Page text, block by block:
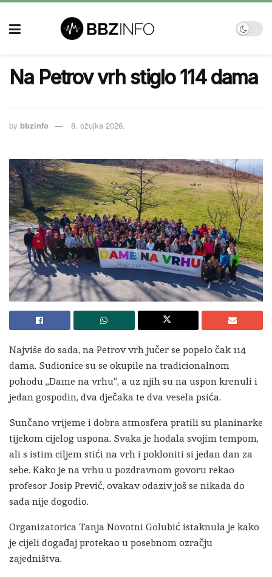
Na Petrov vrh stiglo 114 dama
by bbzinfo 8. ožujka 2026.
Najviše do sada, na Petrov vrh jučer se popelo čak 114
dama. Sudionice su se okupile na tradicionalnom
pohodu „Dame na vrhu“, a uz njih su na uspon krenuli i
jedan gospodin, dva dječaka te dva vesela psića.
Sunčano vrijeme i dobra atmosfera pratili su planinarke
tijekom cijelog uspona. Svaka je hodala svojim tempom,
ali s istim ciljem stići na vrh i pokloniti si jedan dan za
sebe. Kako je na vrhu u pozdravnom govoru rekao
profesor Josip Prević, ovakav odaziv još se nikada do
sada nije dogodio.
Organizatorica Tanja Novotni Golubić istaknula je kako
je cijeli događaj protekao u posebnom ozračju
zajedništva.